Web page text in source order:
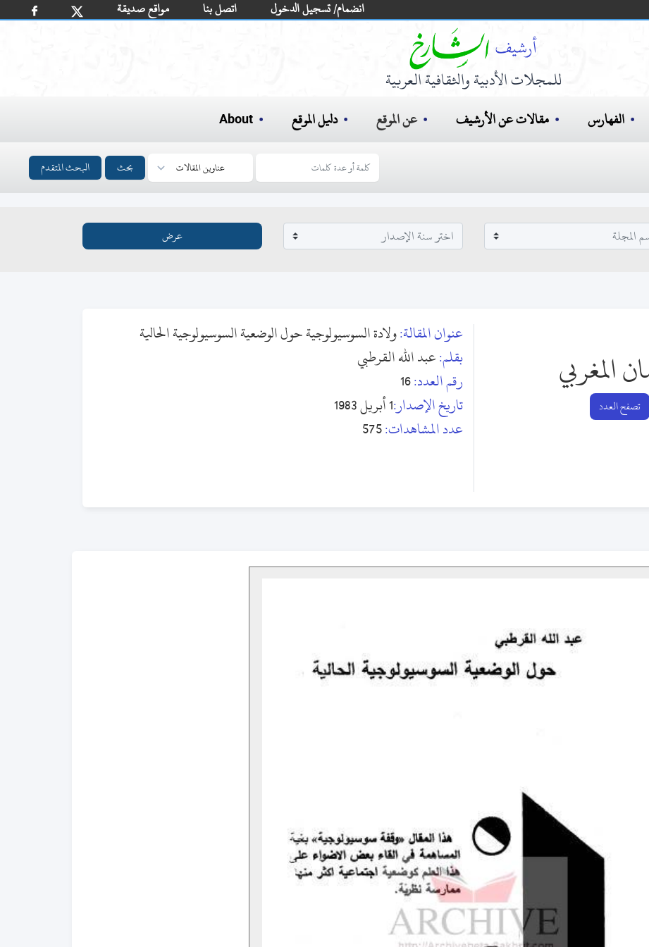
مواقع صديقة اتصل بنا انضمام/ تسجيل الدخول
للمجلات الأدبية والثقافية العربية
الفهارس مقالات عن الأرشيف عن الموقع دليل الموقع About
بحث البحث المتقدم
المغربي
تصفح العدد
عنوان المقالة:ولادة السوسيولوجية حول الوضعية السوسيولوجية الحالية
بقلم:عبد الله القرطبي
رقم العدد:16
تاريخ الإصدار:1 أبريل 1983
عدد المشاهدات:575